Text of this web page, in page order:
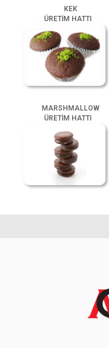
KEK
ÜRETİM HATTI
MARSHMALLOW
ÜRETİM HATTI